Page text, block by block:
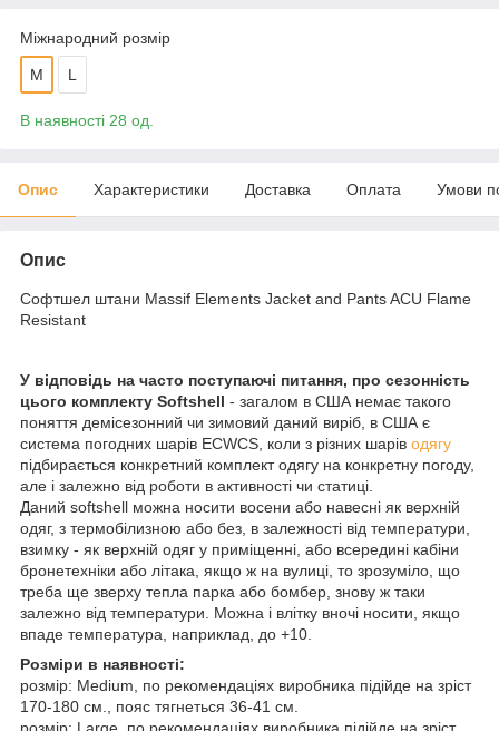
Міжнародний розмір
M L
В наявності 28 од.
Опис Характеристики Доставка Оплата Умови
Опис
Софтшел штани Massif Elements Jacket and Pants ACU Flame
Resistant
У відповідь на часто поступаючі питання, про сезонність
цього комплекту Softshell - загалом в США немає такого
поняття демісезонний чи зимовий даний виріб, в США є
система погодних шарів ECWCS, коли з різних шарів одягу
підбирається конкретний комплект одягу на конкретну погоду,
але і залежно від роботи в активності чи статиці.
Даний softshell можна носити восени або навесні як верхній
одяг, з термобілизною або без, в залежності від температури,
взимку - як верхній одяг у приміщенні, або всередині кабіни
бронетехніки або літака, якщо ж на вулиці, то зрозуміло, що
треба ще зверху тепла парка або бомбер, знову ж таки
залежно від температури. Можна і влітку вночі носити, якщо
впаде температура, наприклад, до +10.
Розміри в наявності:
розмір: Medium, по рекомендаціях виробника підійде на зріст
170-180 см., пояс тягнеться 36-41 см.
розмір: Large, по рекомендаціях виробника підійде на зріст